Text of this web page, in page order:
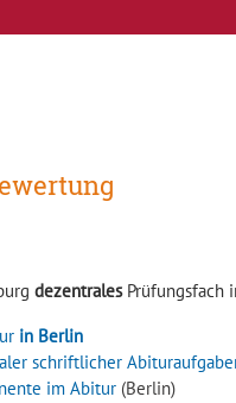
dezentralesPrüfungsfach
in Berlin
schriftlicher
im Abitur(Berlin)